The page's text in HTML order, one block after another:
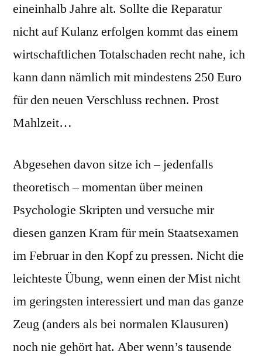
eineinhalb Jahre alt. Sollte die Reparatur
nicht auf Kulanz erfolgen kommt das einem
wirtschaftlichen Totalschaden recht nahe, ich
kann dann nämlich mit mindestens 250 Euro
für den neuen Verschluss rechnen. Prost
Mahlzeit…
Abgesehen davon sitze ich – jedenfalls
theoretisch – momentan über meinen
Psychologie Skripten und versuche mir
diesen ganzen Kram für mein Staatsexamen
im Februar in den Kopf zu pressen. Nicht die
leichteste Übung, wenn einen der Mist nicht
im geringsten interessiert und man das ganze
Zeug (anders als bei normalen Klausuren)
noch nie gehört hat. Aber wenn’s tausende